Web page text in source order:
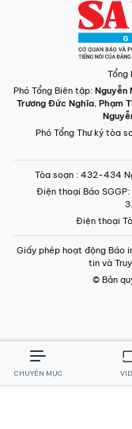
Tổng
Phó Tổng Biên tập: Nguyễn
Trương Đức Nghĩa, Phạm
Phó Tổng Thư ký tòa
Tòa soạn : 432-434
Điện thoại Báo SGGP
Điện thoại
Giấy phép hoạt động Báo
tin và
© Bản
CHUYÊN MỤC